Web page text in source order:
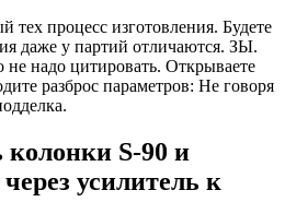
тех процесс изготовления. Будете
даже у партий отличаются. ЗЫ.
не надо цитировать. Открываете
разброс параметров: Не говоря
S-90 и
усилитель к